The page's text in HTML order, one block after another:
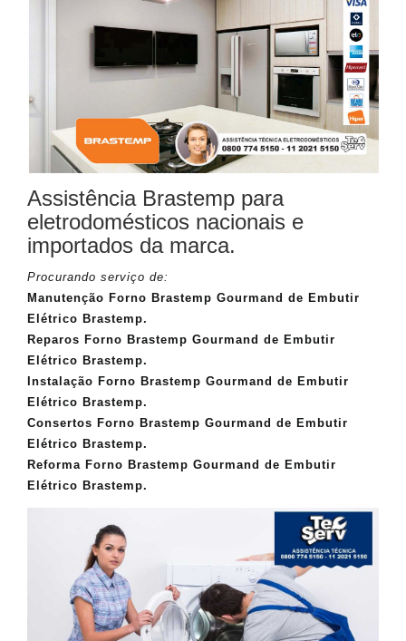
Assistência Brastemp para
eletrodomésticos nacionais e
importados da marca.
Procurando serviço de:
Manutenção Forno Brastemp Gourmand de Embutir
Elétrico Brastemp.
Reparos Forno Brastemp Gourmand de Embutir
Elétrico Brastemp.
Instalação Forno Brastemp Gourmand de Embutir
Elétrico Brastemp.
Consertos Forno Brastemp Gourmand de Embutir
Elétrico Brastemp.
Reforma Forno Brastemp Gourmand de Embutir
Elétrico Brastemp.